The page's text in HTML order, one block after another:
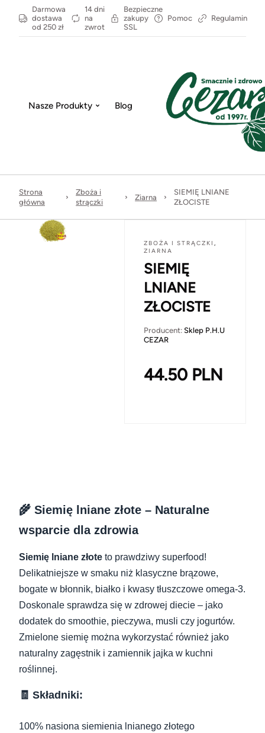
Darmowa
dostawa
od 250 zł
14 dni
na
zwrot
Bezpieczne
zakupy
SSL
Pomoc Regulamin
Nasze Produkty Blog
Strona
główna
Zboża i
strączki
Ziarna
SIEMIĘ LNIANE
ZŁOCISTE
ZBOŻA I STRĄCZKI ,
ZIARNA
SIEMIĘ
LNIANE
ZŁOCISTE
Producent: Sklep P.H.U
CEZAR
44.50PLN
🌾 Siemię lniane złote – Naturalne
wsparcie dla zdrowia
Siemię lniane złote to prawdziwy superfood!
Delikatniejsze w smaku niż klasyczne brązowe,
bogate w błonnik, białko i kwasy tłuszczowe omega-3.
Doskonale sprawdza się w zdrowej diecie – jako
dodatek do smoothie, pieczywa, musli czy jogurtów.
Zmielone siemię można wykorzystać również jako
naturalny zagęstnik i zamiennik jajka w kuchni
roślinnej.
🧾 Składniki:
100% nasiona siemienia lnianego złotego